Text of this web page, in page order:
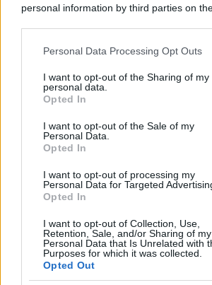
personal information by third parties on
This information may also be disclosed by
disclose it to other third parties.
Please note that this website/app uses
services and may gather and store
not limited to your visit or usage
grant or deny consent to Google and its
consent section.
Personal Data Processing Opt Outs
I want to opt-out of the Sharing of my
personal data.
Opted In
I want to opt-out of the Sale of my
Personal Data.
Opted In
I want to opt-out of processing my
Personal Data for Targeted
Opted In
I want to opt-out of Collection, Use,
Retention, Sale, and/or Sharing of my
Personal Data that Is Unrelated with
Purposes for which it was collected.
Opted Out